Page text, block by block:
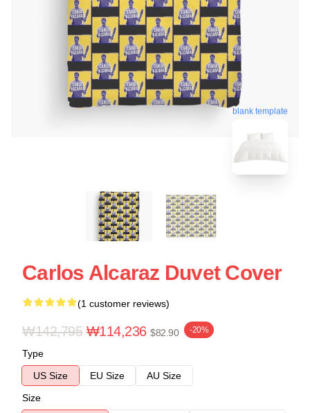
blank template
Carlos Alcaraz Duvet Cover
(1 customer reviews)
₩142,795 ₩114,236 $82.90 -20%
Type
US Size
EU Size
AU Size
Size